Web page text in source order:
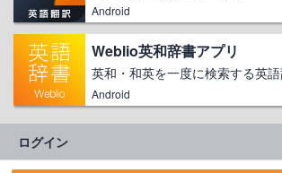
Android
Weblio英和辞書アプリ
英和・和英を一度に検索する英
Android
ログイン